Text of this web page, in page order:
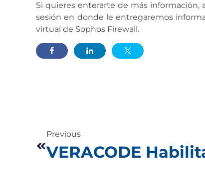
Si quieres enterarte de más información,
sesión en donde le entregaremos
virtual de Sophos Firewall.
Previous